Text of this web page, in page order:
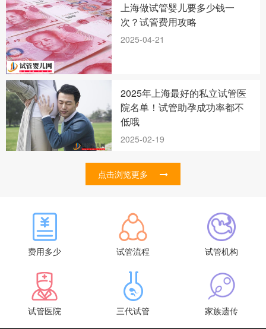
上海做试管婴儿要多少钱一
次？试管费用攻略
2025-04-21
2025年上海最好的私立试管医
院名单！试管助孕成功率都不
低哦
2025-02-19
点击浏览更多
费用多少 试管流程 试管机构
试管医院 三代试管 家族遗传